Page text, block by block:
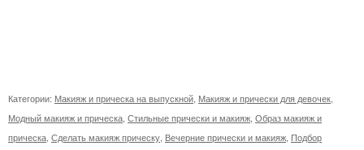
Категории: Макияж и прическа на выпускной Макияж и прически для девочек
Модный макияж и прическа Стильные прически и макияж Образ макияж и
прическа Сделать макияж прическу Вечерние прически и макияж Подбор